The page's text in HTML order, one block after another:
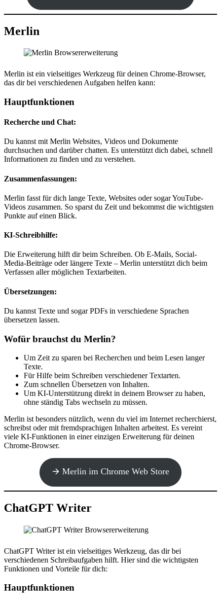
Merlin
Merlin ist ein vielseitiges Werkzeug für deinen Chrome-Browser,
das dir bei verschiedenen Aufgaben helfen kann:
Hauptfunktionen
Recherche und Chat:
Du kannst mit Merlin Websites, Videos und Dokumente
durchsuchen und darüber chatten. Es unterstützt dich dabei, schnell
Informationen zu finden und zu verstehen.
Zusammenfassungen:
Merlin fasst für dich lange Texte, Websites oder sogar YouTube-
Videos zusammen. So sparst du Zeit und bekommst die wichtigsten
Punkte auf einen Blick.
KI-Schreibhilfe:
Die Erweiterung hilft dir beim Schreiben. Ob E-Mails, Social-
Media-Beiträge oder längere Texte – Merlin unterstützt dich beim
Verfassen aller möglichen Textarbeiten.
Übersetzungen:
Du kannst Texte und sogar PDFs in verschiedene Sprachen
übersetzen lassen.
Wofür brauchst du Merlin?
Um Zeit zu sparen bei Recherchen und beim Lesen langer
Texte.
Für Hilfe beim Schreiben verschiedener Textarten.
Zum schnellen Übersetzen von Inhalten.
Um KI-Unterstützung direkt in deinem Browser zu haben,
ohne ständig Tabs wechseln zu müssen.
Merlin ist besonders nützlich, wenn du viel im Internet recherchierst,
schreibst oder mit fremdsprachigen Inhalten arbeitest. Es vereint
viele KI-Funktionen in einer einzigen Erweiterung für deinen
Chrome-Browser.
🡪 Merlin im Chrome Web Store
ChatGPT Writer
ChatGPT Writer ist ein vielseitiges Werkzeug, das dir bei
verschiedenen Schreibaufgaben hilft. Hier sind die wichtigsten
Funktionen und Vorteile für dich:
Hauptfunktionen